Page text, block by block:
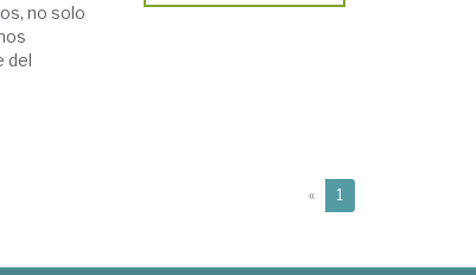
no solo
del
« 1